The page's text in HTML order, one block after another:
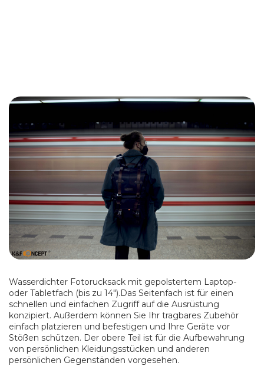
Wasserdichter Fotorucksack mit gepolstertem Laptop-
oder Tabletfach (bis zu 14").Das Seitenfach ist für einen
schnellen und einfachen Zugriff auf die Ausrüstung
konzipiert. Außerdem können Sie Ihr tragbares Zubehör
einfach platzieren und befestigen und Ihre Geräte vor
Stößen schützen. Der obere Teil ist für die Aufbewahrung
von persönlichen Kleidungsstücken und anderen
persönlichen Gegenständen vorgesehen.